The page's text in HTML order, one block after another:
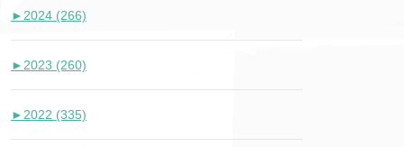
► 2024 (266)
► 2023 (260)
► 2022 (335)